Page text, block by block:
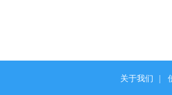
关于我们